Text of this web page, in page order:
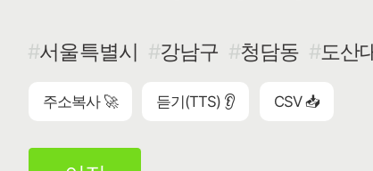
서울특별시 강남구 청담동 도산
주소복사 🚀 듣기(TTS) 👂 CSV 📥